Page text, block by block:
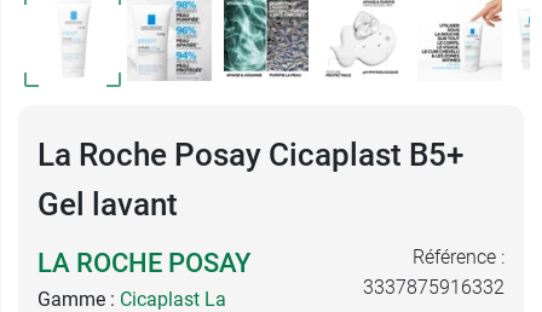
La Roche Posay Cicaplast B5+
Gel lavant
LA ROCHE POSAY
Gamme : Cicaplast La
Référence :
3337875916332